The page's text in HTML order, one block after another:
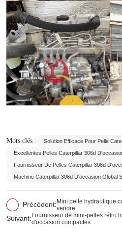
Mots clés :
Solution Efficace Pour Pelle
Excellentes Pelles Caterpillar 306d
Fournisseur De Pelles Caterpillar 306d
Machine Caterpillar 306d D'occasion Global
Précédent:Mini pelle hydraulique
vendre
Suivant:Fournisseur de mini-pelles rétro
d'occasion compactes